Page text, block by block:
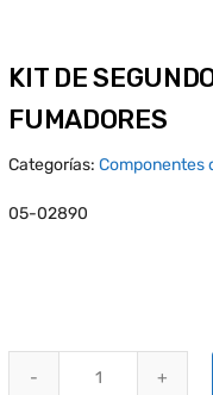
KIT DE
FUMADORES
Categorías:Componentes
05-02890